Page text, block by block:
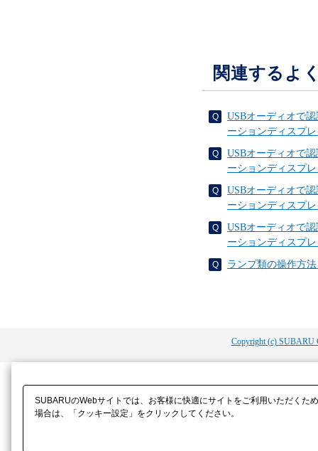
関連するよ
USBオーディオで
ーションディスプ
USBオーディオで
ーションディスプ
USBオーディオで
ーションディスプ
USBオーディオで
ーションディスプ
ランプ類の操作方
Copyright (c) SUBARU
SUBARUのWebサイトでは、お客様に快適にサイトをご利用いただく
場合は、「クッキー設定」をクリックしてください。​